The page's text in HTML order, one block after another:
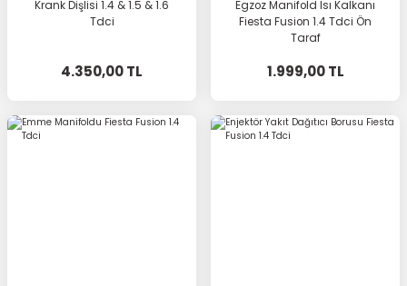
Krank Dişlisi 1.4 & 1.5 & 1.6
Tdci
4.350,00 TL
Egzoz Manifold Isı Kalkanı
Fiesta Fusion 1.4 Tdci Ön
Taraf
1.999,00 TL